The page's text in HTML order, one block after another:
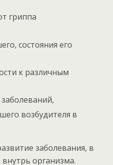
состояния его
к различным
возбудителя в
заболевания, в
внутрь организма.